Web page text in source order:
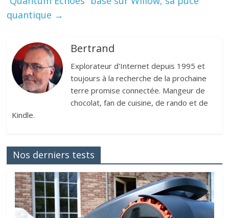
quantique →
Bertrand
Explorateur d'Internet depuis 1995 et
toujours à la recherche de la prochaine
terre promise connectée. Mangeur de
chocolat, fan de cuisine, de rando et de
Kindle.
Nos derniers tests